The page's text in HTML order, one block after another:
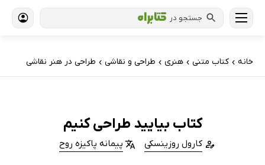
جستجو در
خانه › کتاب‌ متنی › هنری › طراحی و نقاشی › طراحی در هنر نقاشی
کتاب بیایید طراحی کنیم
کارول روزینسکی پیمانه پاکیزه روح